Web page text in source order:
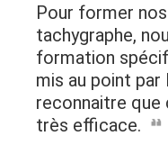
Pour former
tachygraphe,
formation
mis au point
reconnaitre
très efficace.